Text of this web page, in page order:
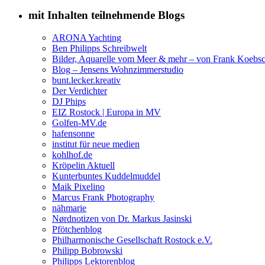
mit Inhalten teilnehmende Blogs
ARONA Yachting
Ben Philipps Schreibwelt
Bilder, Aquarelle vom Meer & mehr – von Frank
Blog – Jensens Wohnzimmerstudio
bunt.lecker.kreativ
Der Verdichter
DJ Phips
EIZ Rostock | Europa in MV
Golfen-MV.de
hafensonne
institut für neue medien
kohlhof.de
Kröpelin Aktuell
Kunterbuntes Kuddelmuddel
Maik Pixelino
Marcus Frank Photography
nähmarie
Nørdnotizen von Dr. Markus Jasinski
Pfötchenblog
Philharmonische Gesellschaft Rostock e.V.
Philipp Bobrowski
Philipps Lektorenblog